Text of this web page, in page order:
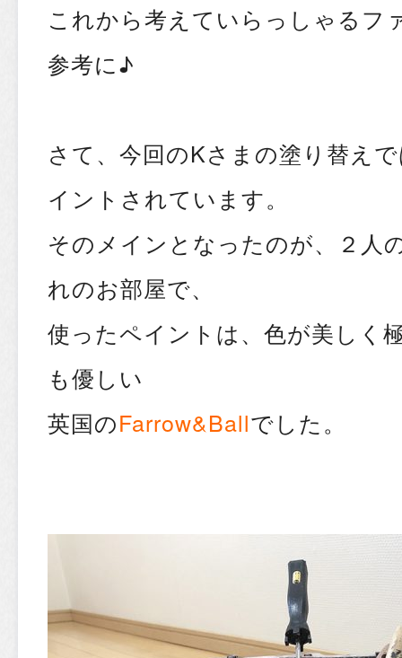
これから考えていらっしゃるフ
参考に♪
さて、今回のKさまの塗り替え
イントされています。
そのメインとなったのが、２人
れのお部屋で、
使ったペイントは、色が美しく
も優しい
英国のFarrow&Ballでした。